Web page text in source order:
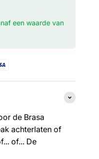
een waarde van
de Brasa
achterlaten of
of... De